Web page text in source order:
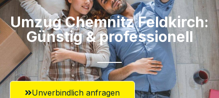
Umzug Chemnitz​ Feldkirch:
Günstig & professionell​
Unverbindlich anfragen